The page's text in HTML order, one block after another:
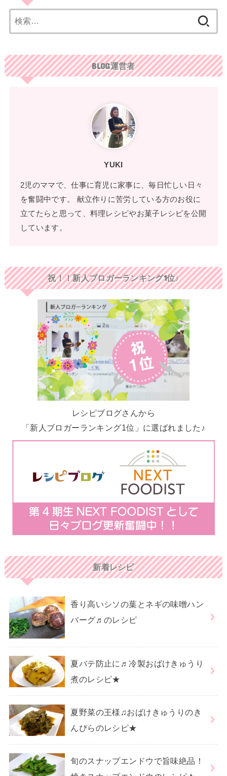
索:
BLOG運営者
YUKI
2児のママで、仕事に育児に家事に、毎日忙しい日々
を奮闘中です。 献立作りに苦労している方のお役に
立てたらと思って、料理レシピやお菓子レシピを公開
しています。
祝！！新人ブロガーランキング1位♪
レシピブログさんから
「新人ブロガーランキング1位」に選ばれました♪
新着レシピ
香り高いシソの葉とネギの味噌ハン
バーグ♬のレシピ
夏バテ防止に♬冷製おばけきゅうり
煮のレシピ★
夏野菜の王様♫おばけきゅうりのき
んぴらのレシピ★
旬のスナップエンドウで旨味絶品！